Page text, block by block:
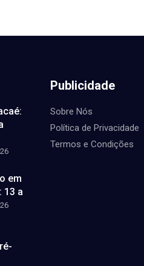
em
13 a
Publicidade
Sobre Nós
Política de Privacidade
Termos e Condições